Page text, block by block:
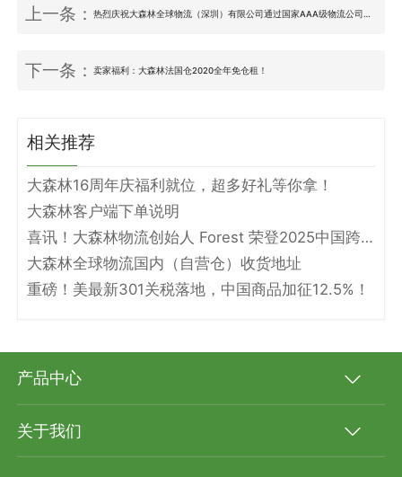
上一条： 热烈庆祝大森林全球物流（深圳）有限公司通过国家AAA级物流公司认证！
下一条：卖家福利：大森林法国仓2020全年免仓租！
相关推荐
大森林16周年庆福利就位，超多好礼等你拿！
大森林客户端下单说明
喜讯！大森林物流创始人 Forest 荣登2025中国跨境电商物流名人堂！
大森林全球物流国内（自营仓）收货地址
重磅！美最新301关税落地，中国商品加征12.5%！
产品中心
关于我们